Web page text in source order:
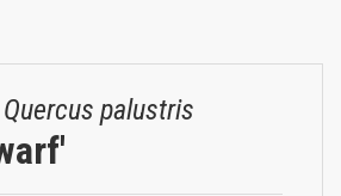
palustris